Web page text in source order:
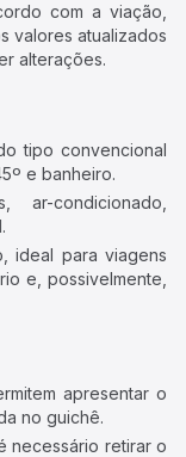
com a viação,
valores atualizados
alterações.
tipo convencional
e banheiro.
ar-condicionado,
ideal para viagens
e, possivelmente,
apresentar o
no guichê.
necessário retirar o